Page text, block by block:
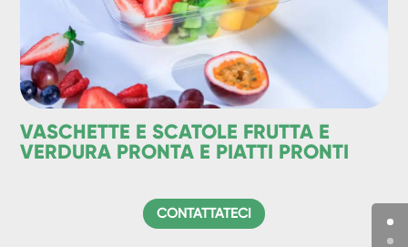
VASCHETTE E SCATOLE FRUTTA E
VERDURA PRONTA E PIATTI PRONTI
CONTATTATECI